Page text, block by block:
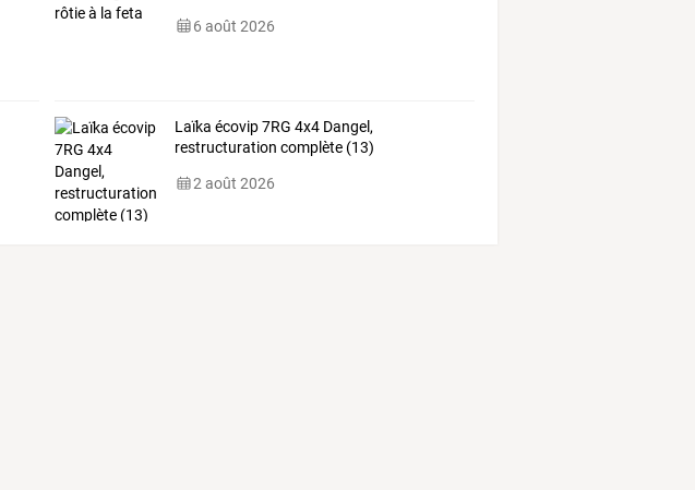
6 août 2026
Laïka écovip 7RG 4x4 Dangel,
restructuration complète (13)
2 août 2026